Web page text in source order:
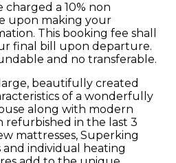
charged a 10% non
upon making your
This booking fee shall
final bill upon departure.
and no transferable.
beautifully created
of a wonderfully
along with modern
refurbished in the last 3
mattresses, Superking
and individual heating